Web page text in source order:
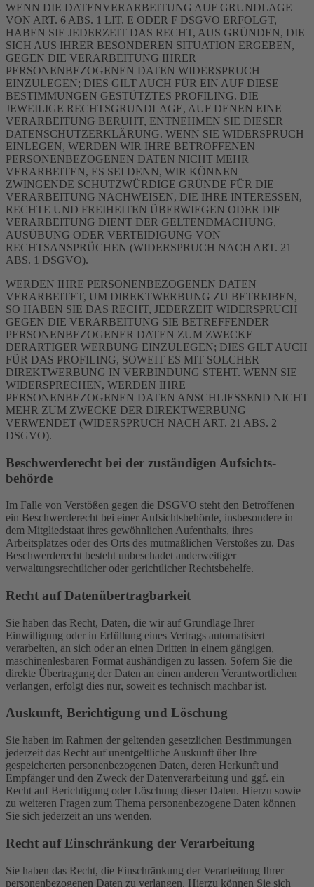
WENN DIE DATENVERARBEITUNG AUF GRUNDLAGE
VON ART. 6 ABS. 1 LIT. E ODER F DSGVO ERFOLGT,
HABEN SIE JEDERZEIT DAS RECHT, AUS GRÜNDEN, DIE
SICH AUS IHRER BESONDEREN SITUATION ERGEBEN,
GEGEN DIE VERARBEITUNG IHRER
PERSONENBEZOGENEN DATEN WIDERSPRUCH
EINZULEGEN; DIES GILT AUCH FÜR EIN AUF DIESE
BESTIMMUNGEN GESTÜTZTES PROFILING. DIE
JEWEILIGE RECHTSGRUNDLAGE, AUF DENEN EINE
VERARBEITUNG BERUHT, ENTNEHMEN SIE DIESER
DATENSCHUTZERKLÄRUNG. WENN SIE WIDERSPRUCH
EINLEGEN, WERDEN WIR IHRE BETROFFENEN
PERSONENBEZOGENEN DATEN NICHT MEHR
VERARBEITEN, ES SEI DENN, WIR KÖNNEN
ZWINGENDE SCHUTZWÜRDIGE GRÜNDE FÜR DIE
VERARBEITUNG NACHWEISEN, DIE IHRE INTERESSEN,
RECHTE UND FREIHEITEN ÜBERWIEGEN ODER DIE
VERARBEITUNG DIENT DER GELTENDMACHUNG,
AUSÜBUNG ODER VERTEIDIGUNG VON
RECHTSANSPRÜCHEN (WIDERSPRUCH NACH ART. 21
ABS. 1 DSGVO).
WERDEN IHRE PERSONENBEZOGENEN DATEN
VERARBEITET, UM DIREKTWERBUNG ZU BETREIBEN,
SO HABEN SIE DAS RECHT, JEDERZEIT WIDERSPRUCH
GEGEN DIE VERARBEITUNG SIE BETREFFENDER
PERSONENBEZOGENER DATEN ZUM ZWECKE
DERARTIGER WERBUNG EINZULEGEN; DIES GILT AUCH
FÜR DAS PROFILING, SOWEIT ES MIT SOLCHER
DIREKTWERBUNG IN VERBINDUNG STEHT. WENN SIE
WIDERSPRECHEN, WERDEN IHRE
PERSONENBEZOGENEN DATEN ANSCHLIESSEND NICHT
MEHR ZUM ZWECKE DER DIREKTWERBUNG
VERWENDET (WIDERSPRUCH NACH ART. 21 ABS. 2
DSGVO).
Beschwerde­recht bei der zuständigen Aufsichts­
behörde
Im Falle von Verstößen gegen die DSGVO steht den Betroffenen
ein Beschwerderecht bei einer Aufsichtsbehörde, insbesondere in
dem Mitgliedstaat ihres gewöhnlichen Aufenthalts, ihres
Arbeitsplatzes oder des Orts des mutmaßlichen Verstoßes zu. Das
Beschwerderecht besteht unbeschadet anderweitiger
verwaltungsrechtlicher oder gerichtlicher Rechtsbehelfe.
Recht auf Daten­übertrag­barkeit
Sie haben das Recht, Daten, die wir auf Grundlage Ihrer
Einwilligung oder in Erfüllung eines Vertrags automatisiert
verarbeiten, an sich oder an einen Dritten in einem gängigen,
maschinenlesbaren Format aushändigen zu lassen. Sofern Sie die
direkte Übertragung der Daten an einen anderen Verantwortlichen
verlangen, erfolgt dies nur, soweit es technisch machbar ist.
Auskunft, Berichtigung und Löschung
Sie haben im Rahmen der geltenden gesetzlichen Bestimmungen
jederzeit das Recht auf unentgeltliche Auskunft über Ihre
gespeicherten personenbezogenen Daten, deren Herkunft und
Empfänger und den Zweck der Datenverarbeitung und ggf. ein
Recht auf Berichtigung oder Löschung dieser Daten. Hierzu sowie
zu weiteren Fragen zum Thema personenbezogene Daten können
Sie sich jederzeit an uns wenden.
Recht auf Einschränkung der Verarbeitung
Sie haben das Recht, die Einschränkung der Verarbeitung Ihrer
personenbezogenen Daten zu verlangen. Hierzu können Sie sich